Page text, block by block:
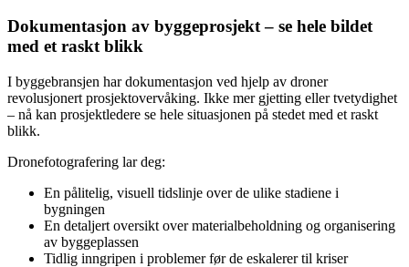
Dokumentasjon av byggeprosjekt – se hele bildet
med et raskt blikk
I byggebransjen har dokumentasjon ved hjelp av droner
revolusjonert prosjektovervåking. Ikke mer gjetting eller tvetydighet
– nå kan prosjektledere se hele situasjonen på stedet med et raskt
blikk.
Dronefotografering lar deg:
En pålitelig, visuell tidslinje over de ulike stadiene i
bygningen
En detaljert oversikt over materialbeholdning og organisering
av byggeplassen
Tidlig inngripen i problemer før de eskalerer til kriser